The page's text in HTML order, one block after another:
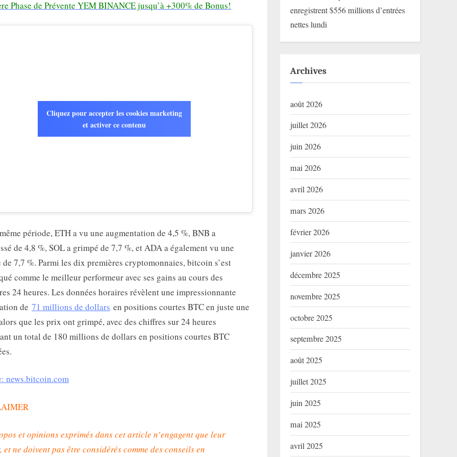
Phase de Prévente YEM BINANCE jusqu’à +300% de Bonus!
Cliquez pour accepter les cookies marketing
et activer ce contenu
période, ETH a vu une augmentation de 4,5 %, BNB a
de 4,8 %, SOL a grimpé de 7,7 %, et ADA a également vu une
de 7,7 %. Parmi les dix premières cryptomonnaies, bitcoin s’est
comme le meilleur performeur avec ses gains au cours des
24 heures. Les données horaires révèlent une impressionnante
de 71 millions de dollars en positions courtes BTC en juste une
que les prix ont grimpé, avec des chiffres sur 24 heures
un total de 180 millions de dollars en positions courtes BTC
news.bitcoin.com
et opinions exprimés dans cet article n’engagent que leur
et ne doivent pas être considérés comme des conseils en
enregistrent $556 millions d’entrées
nettes lundi
Archives
août 2026
juillet 2026
juin 2026
mai 2026
avril 2026
mars 2026
février 2026
janvier 2026
décembre 2025
novembre 2025
octobre 2025
septembre 2025
août 2025
juillet 2025
juin 2025
mai 2025
avril 2025